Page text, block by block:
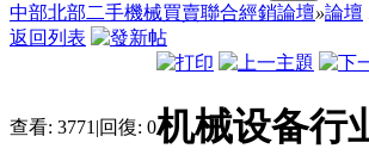
中部北部二手機械買賣聯合經銷論壇»論壇
返回列表
查看: 3771 |回復: 0机械设备行